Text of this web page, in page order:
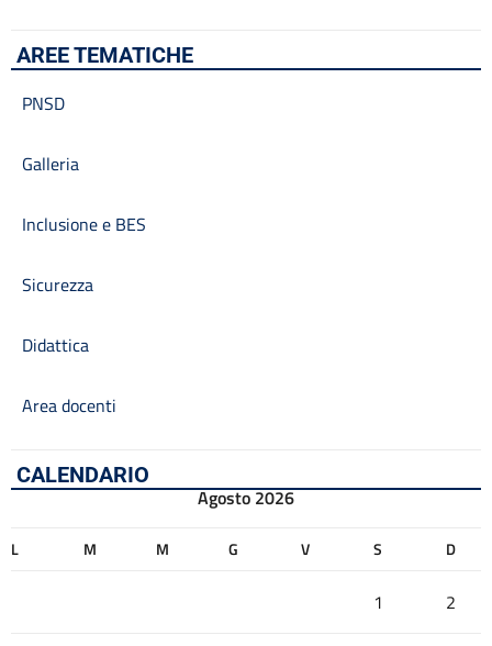
AREE TEMATICHE
PNSD
Galleria
Inclusione e BES
Sicurezza
Didattica
Area docenti
CALENDARIO
Agosto 2026
L M M G V S D
1 2